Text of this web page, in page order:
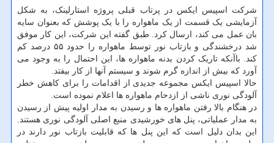
شرکت اسپیس ایکس در پرتاب قبلی پروژه استارلینک، به شکل
آزمایشی یک قسمت از یک ماهواره را با یک پوشش که بعنوان سایه
بان عمل می کند، ارسال کرد. طبق گفته این شرکت، این کار موفق
شد درخشندگی و بازتاب نور توسط ماهواره را حدود ۵۵ درصد کم
کند. باآنکه تاریک کردن بدنه ماهواره ها، این احتمال را به وجود می
آورد که بیش از اندازه گرم شوند و سیستم آنها از کار بیفتد.
حالا اسپیس ایکس مجموعه جدیدی از اقدامات را برای کاهش خطر
آلودگی نوری ناشی از ازدحام ماهواره ها اعلام نموده است.
در هنگام بالا رفتن ماهواره ها و رسیدن به مدار اولیه پیش از رسیدن
به مدار عملیاتی، پنل های خورشیدی منبع اصلی آلودگی نوری هستند.
این بدان دلیل است که این پنل ها که قابلیت بازتاب نور دارند در